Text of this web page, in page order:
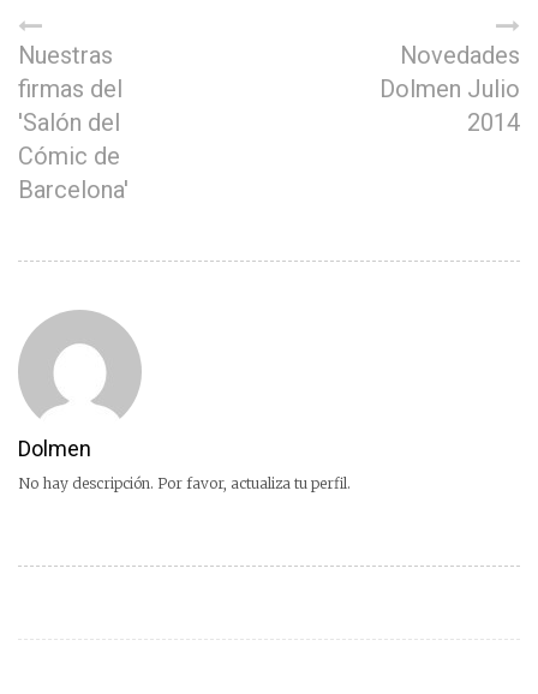
Nuestras
firmas del
'Salón del
Cómic de
Barcelona'
Novedades
Dolmen Julio
2014
Dolmen
No hay descripción. Por favor, actualiza tu perfil.